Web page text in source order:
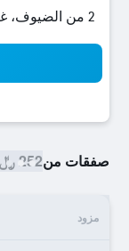
2 من الضيوف، غرفة واحدة
صفقات من252 ﷼
مزود